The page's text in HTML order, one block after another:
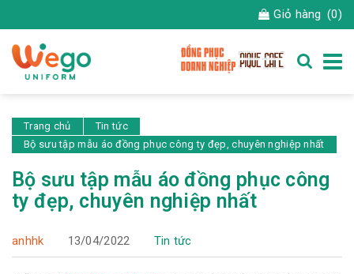
Giỏ hàng (0)
Trang chủ
Tin tức
Bộ sưu tập mẫu áo đồng phục công ty đẹp, chuyên nghiệp nhất
Bộ sưu tập mẫu áo đồng phục công
ty đẹp, chuyên nghiệp nhất
anhhk 13/04/2022 Tin tức